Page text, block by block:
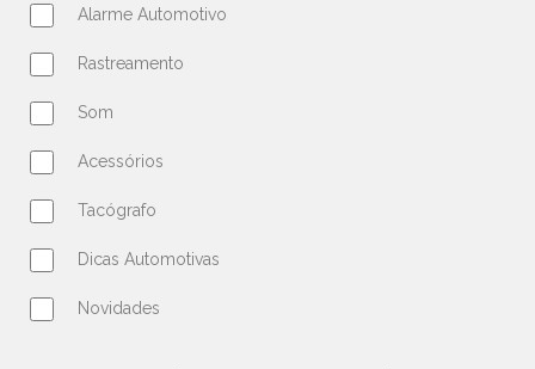
Alarme Automotivo
Rastreamento
Som
Acessórios
Tacógrafo
Dicas Automotivas
Novidades